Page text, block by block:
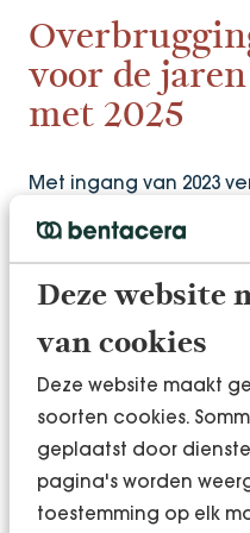
Deze website
van cookies
Deze website maakt
soorten cookies.
geplaatst door
pagina's worden
toestemming op elk
voor de
met 2025
Met ingang van 2023
basis van de
berekend in box 3. In
alvast uitgegaan van
van het vermogen,
onderverdeeld in drie
banktegoeden,
Iedere categorie kent
op basis van werkelijk